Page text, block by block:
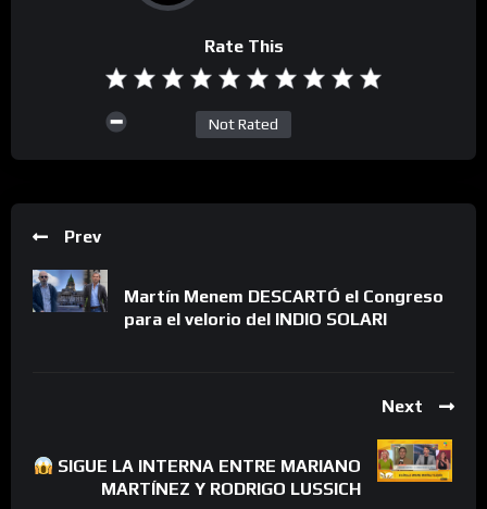
Rate This
Not Rated
Prev
Martín Menem DESCARTÓ el Congreso
para el velorio del INDIO SOLARI
Next
SIGUE LA INTERNA ENTRE MARIANO
MARTÍNEZ Y RODRIGO LUSSICH